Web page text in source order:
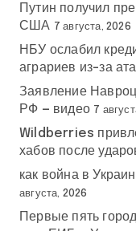
Путин получил
США 7 августа, 2026
НБУ ослабил
аграриев из-за
Заявление
РФ — видео 7
Wildberries
хабов после
как война в
августа, 2026
Первые пять